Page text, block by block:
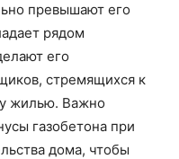
превышают его
рядом
его
стремящихся к
жилью. Важно
газобетона при
дома, чтобы